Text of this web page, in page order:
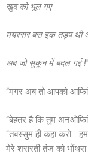
खुद को भूल गए
मयस्सर बस इक तड़प थी
अब जो सुकून में बदल गई !”
“मगर अब तो आपको
“बेहतर है कि तुम
“तबस्सुम ही कहा करो…
मेरे शरारती तंज को